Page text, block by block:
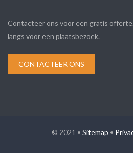
Contacteer ons voor een gratis
langs voor een plaatsbezoek.
CONTACTEER ONS
© 2021 • Sitemap •